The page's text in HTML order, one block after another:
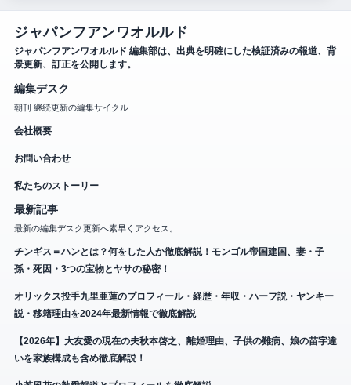
ジャパンフアンワオルルド
ジャパンフアンワオルルド 編集部は、出典を明確にした検証済みの報道、背
景更新、訂正を公開します。
編集デスク
朝刊 継続更新の編集サイクル
会社概要
お問い合わせ
私たちのストーリー
最新記事
最新の編集デスク更新へ素早くアクセス。
チンギス＝ハンとは？何をした人か徹底解説！モンゴル帝国建国、妻・子
孫・死因・3つの宝物とヤサの秘密！
オリックス投手九里亜蓮のプロフィール・経歴・年収・ハーフ説・ヤンキー
説・移籍理由を2024年最新情報で徹底解説
【2026年】大友愛の現在の夫秋本啓之、離婚理由、子供の難病、娘の苗字違
いを家族構成も含め徹底解説！